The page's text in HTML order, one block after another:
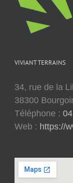
VIVIANT TERRAINS
34, rue de la
38300
Téléphone :
Web : https://